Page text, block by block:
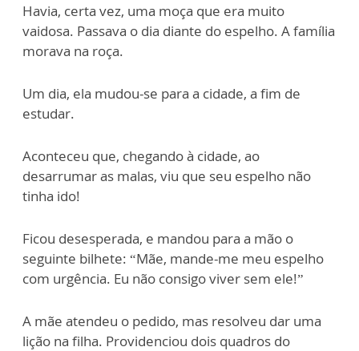
Havia, certa vez, uma moça que era muito
vaidosa. Passava o dia diante do espelho. A família
morava na roça.
Um dia, ela mudou-se para a cidade, a fim de
estudar.
Aconteceu que, chegando à cidade, ao
desarrumar as malas, viu que seu espelho não
tinha ido!
Ficou desesperada, e mandou para a mão o
seguinte bilhete: “Mãe, mande-me meu espelho
com urgência. Eu não consigo viver sem ele!”
A mãe atendeu o pedido, mas resolveu dar uma
lição na filha. Providenciou dois quadros do